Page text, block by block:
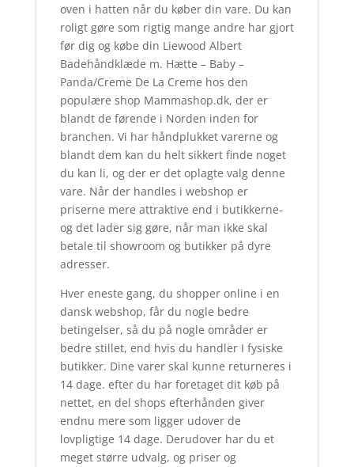
oven i hatten når du køber din vare. Du kan
roligt gøre som rigtig mange andre har gjort
før dig og købe din Liewood Albert
Badehåndklæde m. Hætte – Baby –
Panda/Creme De La Creme hos den
populære shop Mammashop.dk, der er
blandt de førende i Norden inden for
branchen. Vi har håndplukket varerne og
blandt dem kan du helt sikkert finde noget
du kan li, og der er det oplagte valg denne
vare. Når der handles i webshop er
priserne mere attraktive end i butikkerne-
og det lader sig gøre, når man ikke skal
betale til showroom og butikker på dyre
adresser.
Hver eneste gang, du shopper online i en
dansk webshop, får du nogle bedre
betingelser, så du på nogle områder er
bedre stillet, end hvis du handler I fysiske
butikker. Dine varer skal kunne returneres i
14 dage. efter du har foretaget dit køb på
nettet, en del shops efterhånden giver
endnu mere som ligger udover de
lovpligtige 14 dage. Derudover har du et
meget større udvalg, og priser og